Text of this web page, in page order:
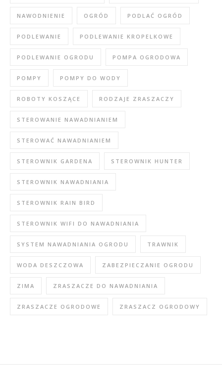
NAWODNIENIE OGRÓD PODLAĆ OGRÓD
PODLEWANIE PODLEWANIE KROPELKOWE
PODLEWANIE OGRODU POMPA OGRODOWA
POMPY POMPY DO WODY
ROBOTY KOSZĄCE RODZAJE ZRASZACZY
STEROWANIE NAWADNIANIEM
STEROWAĆ NAWADNIANIEM
STEROWNIK GARDENA STEROWNIK HUNTER
STEROWNIK NAWADNIANIA
STEROWNIK RAIN BIRD
STEROWNIK WIFI DO NAWADNIANIA
SYSTEM NAWADNIANIA OGRODU TRAWNIK
WODA DESZCZOWA ZABEZPIECZANIE OGRODU
ZIMA ZRASZACZE DO NAWADNIANIA
ZRASZACZE OGRODOWE ZRASZACZ OGRODOWY